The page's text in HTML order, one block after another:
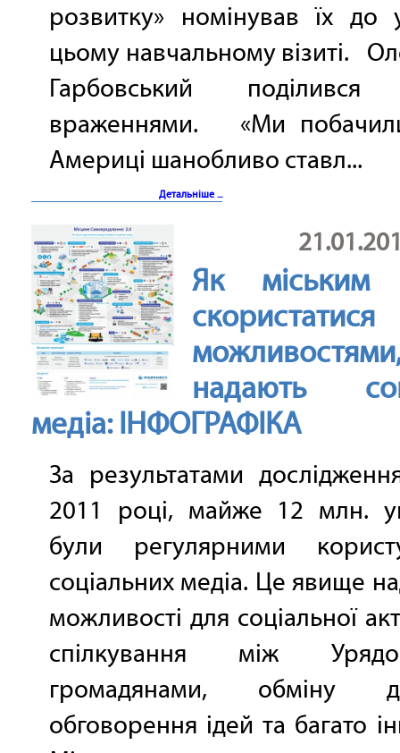
розвитку» номінував їх до
цьому навчальному візиті.
Гарбовський поділився
враженнями. «Ми
Америці шанобливо ставл...
Детальніше ...
Як міським
скористатися
надають
медіа: ІНФОГРАФІКА
За результатами
2011 році, майже 12 млн.
були регулярними
соціальних медіа. Це явище
можливості для соціальної
спілкування між
громадянами, обміну
обговорення ідей та